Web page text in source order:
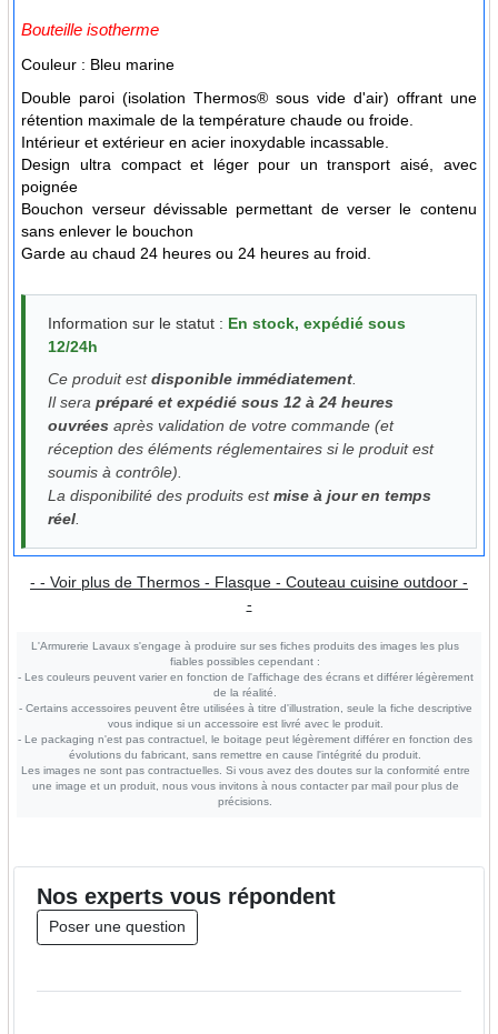
Bouteille isotherme
Couleur : Bleu marine
Double paroi (isolation Thermos® sous vide d'air) offrant une
rétention maximale de la température chaude ou froide.
Intérieur et extérieur en acier inoxydable incassable.
Design ultra compact et léger pour un transport aisé, avec
poignée
Bouchon verseur dévissable permettant de verser le contenu
sans enlever le bouchon
Garde au chaud 24 heures ou 24 heures au froid.
Information sur le statut : En stock, expédié sous
12/24h
Ce produit estdisponible immédiatement
Il serapréparé et expédié sous 12 à 24 heures
ouvrées après validation de votre commande (et
réception des éléments réglementaires si le produit est
soumis à contrôle).
La disponibilité des produits estmise à jour en temps
réel
- - Voir plus de Thermos - Flasque - Couteau cuisine outdoor -
-
L'Armurerie Lavaux s'engage à produire sur ses fiches produits des images les plus
fiables possibles cependant :
- Les couleurs peuvent varier en fonction de l'affichage des écrans et différer légèrement
de la réalité.
- Certains accessoires peuvent être utilisées à titre d'illustration, seule la fiche descriptive
vous indique si un accessoire est livré avec le produit.
- Le packaging n'est pas contractuel, le boitage peut légèrement différer en fonction des
évolutions du fabricant, sans remettre en cause l'intégrité du produit.
Les images ne sont pas contractuelles. Si vous avez des doutes sur la conformité entre
une image et un produit, nous vous invitons à nous contacter par mail pour plus de
précisions.
Nos expertsvous répondent
Poser une question